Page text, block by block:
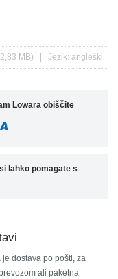
MB) | Jezik: angleški
Lowara obiščite
lahko pomagate s
dostava po pošti, za
ali paketna